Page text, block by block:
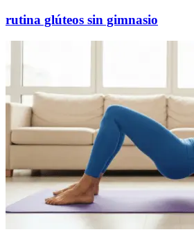
rutina glúteos sin gimnasio